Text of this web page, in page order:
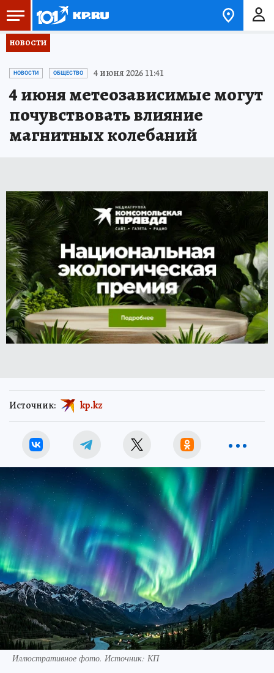
НОВОСТИ
НОВОСТИ ОБЩЕСТВО 4 июня 2026 11:41
4 июня метеозависимые могут
почувствовать влияние
магнитных колебаний
Источник: kp.kz
Иллюстративное фото. Источник: КП